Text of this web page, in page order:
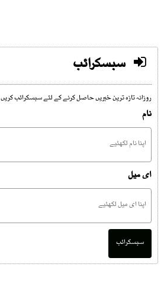
سبسکرائب
روزانہ تازہ ترین خبریں حاصل کرنے کے لئے سبسکرائب کریں
نام
ای میل
سبسکرائب